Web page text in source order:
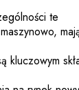
te
kluczowym